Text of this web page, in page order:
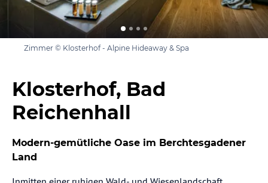
Zimmer © Klosterhof - Alpine Hideaway & Spa
Klosterhof, Bad
Reichenhall
Modern-gemütliche Oase im Berchtesgadener
Land